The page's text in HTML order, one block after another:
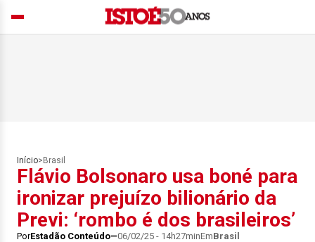
Início> Brasil
Flávio Bolsonaro usa boné para
ironizar prejuízo bilionário da
Previ: ‘rombo é dos brasileiros’
PorEstadão Conteúdo 06/02/25 - 14h27minEmBrasil